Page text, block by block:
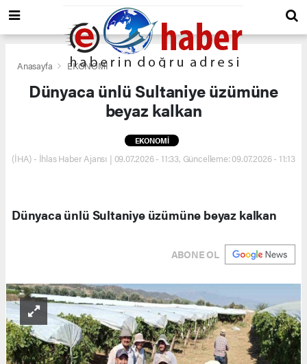
Anasayfa EKONOMİ
Dünyaca ünlü Sultaniye üzümüne
beyaz kalkan
EKONOMİ
(İHA) - İhlas Haber Ajansı | 09.07.2026 - 11:33, Güncelleme: 09.07.2026 - 11:13
Dünyaca ünlü Sultaniye üzümüne beyaz kalkan
ABONE OL